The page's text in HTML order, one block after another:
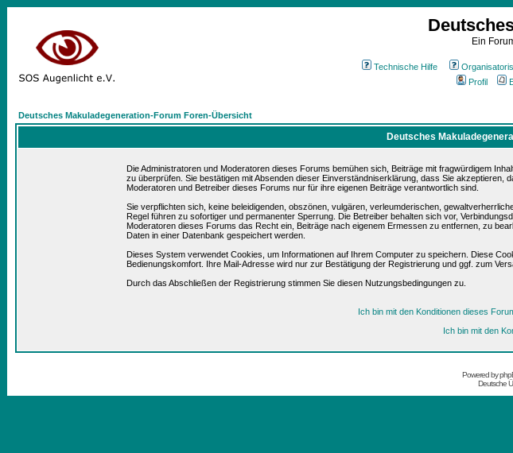
Ein
Technische Hilfe
Profil
Deutsches Makuladegeneration-Forum Foren-Übersicht
Deutsches
Die Administratoren und Moderatoren dieses Forums bemühen sich, Beiträge mit fragwürdigem
zu überprüfen. Sie bestätigen mit Absenden dieser Einverständniserklärung, dass Sie akzeptieren,
Moderatoren und Betreiber dieses Forums nur für ihre eigenen Beiträge verantwortlich sind.
Sie verpflichten sich, keine beleidigenden, obszönen, vulgären, verleumderischen,
Regel führen zu sofortiger und permanenter Sperrung. Die Betreiber behalten sich vor,
Moderatoren dieses Forums das Recht ein, Beiträge nach eigenem Ermessen zu entfernen, zu
Daten in einer Datenbank gespeichert werden.
Dieses System verwendet Cookies, um Informationen auf Ihrem Computer zu speichern. Diese
Bedienungskomfort. Ihre Mail-Adresse wird nur zur Bestätigung der Registrierung und ggf. zum
Durch das Abschließen der Registrierung stimmen Sie diesen Nutzungsbedingungen zu.
Ich bin mit den Konditionen dieses
Ich bin mit den
Powered by
Deutsche